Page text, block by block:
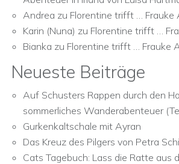
Andrea zu Florentine trifft … Frauke
Karin (Nuna) zu Florentine trifft …
Bianka zu Florentine trifft … Frauke
Neueste Beiträge
Auf Schusters Rappen durch den
sommerliches Wanderabenteuer
Gurkenkaltschale mit Ayran
Das Kreuz des Pilgers von Petra
Cats Tagebuch: Lass die Ratte aus